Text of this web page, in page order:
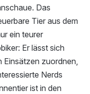
Das
Tier aus dem
ein teurer
Er lässt sich
Einsätzen zuordnen,
Nerds
ist in den